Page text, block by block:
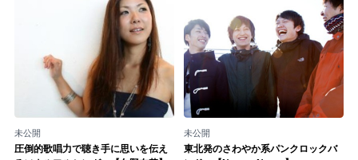
未公開
圧倒的歌唱力で聴き手に思いを伝え
未公開
東北発のさわやか系パンクロックバ